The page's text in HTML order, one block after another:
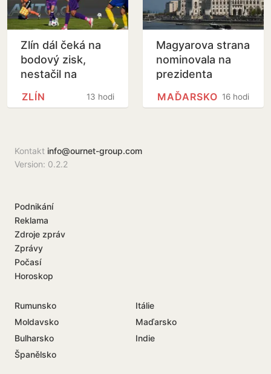
Zlín dál čeká na
bodový zisk,
nestačil na
Bohemians
13 hodin
ZLÍN
Magyarova strana
nominovala na
prezidenta
bývalého šéfa
nejvyššího soudu
16 hodin
MAĎARSKO
Kontakt info@ournet-group.com
Version: 0.2.2
Podnikání
Reklama
Zdroje zpráv
Zprávy
Počasí
Horoskop
Rumunsko
Itálie
Moldavsko
Maďarsko
Bulharsko
Indie
Španělsko